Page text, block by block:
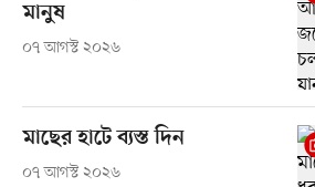
মানুষ
০৭ আগস্ট ২০২৬
মাছের হাটে ব্যস্ত দিন
০৭ আগস্ট ২০২৬